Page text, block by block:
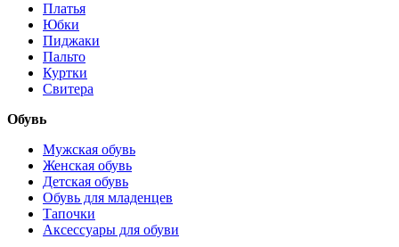
Платья
Юбки
Пиджаки
Пальто
Куртки
Свитера
Обувь
Мужская обувь
Женская обувь
Детская обувь
Обувь для младенцев
Тапочки
Аксессуары для обуви